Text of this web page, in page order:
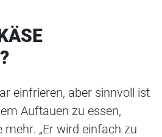
einfrieren, aber sinnvoll ist
Auftauen zu essen,
„Er wird einfach zu